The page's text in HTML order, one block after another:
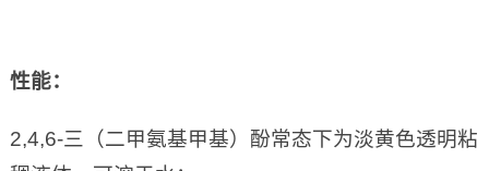
性能：
2,4,6-三（二甲氨基甲基）酚常态下为淡黄色透明粘